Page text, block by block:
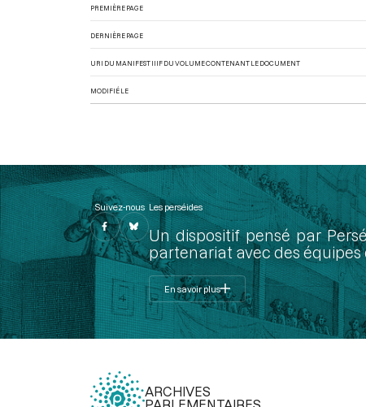
PREMIÈRE PAGE
DERNIÈRE PAGE
URI DU MANIFEST IIIF DU VOLUME CONTENANT LE DOCUMENT
MODIFIÉ LE
Suivez-nous Les perséides
Un dispositif pensé par
partenariat avec des
En savoir plus
ARCHIVES